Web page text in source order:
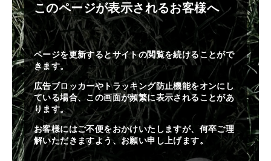
このページが表示されるお客様へ
ページを更新するとサイトの閲覧を続けることがで
きます。
広告ブロッカーやトラッキング防止機能をオンにし
ている場合、この画面が頻繁に表示されることがあ
ります。
お客様にはご不便をおかけいたしますが、何卒ご理
解いただきますよう、お願い申し上げます。